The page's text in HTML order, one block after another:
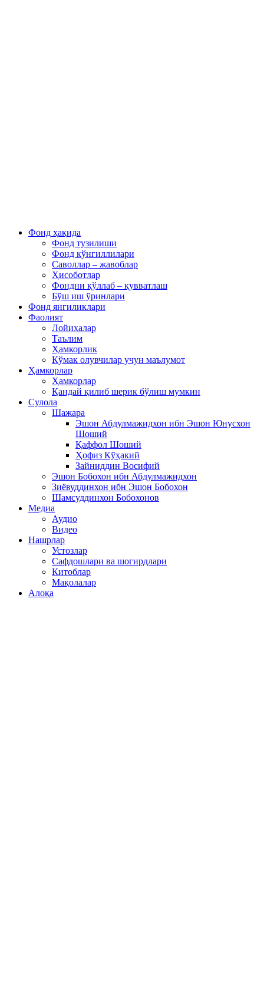
Фонд ҳақида
Фонд тузилиши
Фонд кўнгиллилари
Саволлар – жавоблар
Ҳисоботлар
Фондни қўллаб – қувватлаш
Бўш иш ўринлари
Фонд янгиликлари
Фаолият
Лойиҳалар
Таълим
Ҳамкорлик
Кўмак олувчилар учун маълумот
Ҳамкорлар
Ҳамкорлар
Қандай қилиб шерик бўлиш мумкин
Сулола
Шажара
Эшон Абдулмажидхон ибн Эшон Юнусхон
Шоший
Қаффол Шоший
Ҳофиз Кўҳакий
Зайниддин Восифий
Эшон Бобохон ибн Абдулмажидхон
Зиёвуддинхон ибн Эшон Бобохон
Шамсуддинхон Бобохонов
Медиа
Аудио
Видео
Нашрлар
Устозлар
Сафдошлари ва шогирдлари
Китоблар
Мақолалар
Алоқа